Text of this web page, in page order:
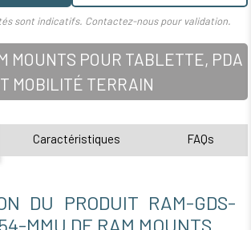
sont indicatifs. Contactez-nous pour validation.
MOUNTS POUR TABLETTE, PDA
MOBILITÉ TERRAIN
Caractéristiques FAQs
DU PRODUIT RAM-GDS-
MMU DE RAM MOUNTS